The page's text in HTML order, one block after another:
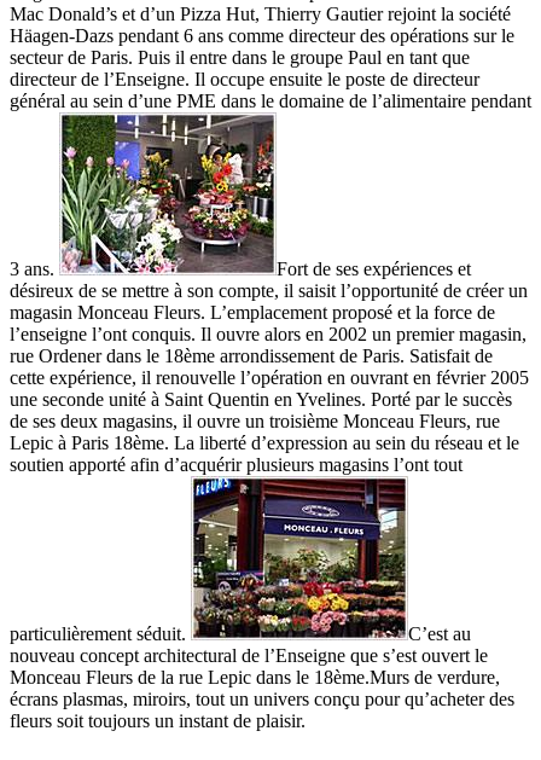
Mac Donald’s et d’un Pizza Hut, Thierry Gautier rejoint la société
Häagen-Dazs pendant 6 ans comme directeur des opérations sur le
secteur de Paris. Puis il entre dans le groupe Paul en tant que
directeur de l’Enseigne. Il occupe ensuite le poste de directeur
général au sein d’une PME dans le domaine de l’alimentaire pendant
3 ans.
Fort de ses expériences et
désireux de se mettre à son compte, il saisit l’opportunité de créer un
magasin Monceau Fleurs. L’emplacement proposé et la force de
l’enseigne l’ont conquis. Il ouvre alors en 2002 un premier magasin,
rue Ordener dans le 18ème arrondissement de Paris. Satisfait de
cette expérience, il renouvelle l’opération en ouvrant en février 2005
une seconde unité à Saint Quentin en Yvelines. Porté par le succès
de ses deux magasins, il ouvre un troisième Monceau Fleurs, rue
Lepic à Paris 18ème. La liberté d’expression au sein du réseau et le
soutien apporté afin d’acquérir plusieurs magasins l’ont tout
particulièrement séduit.
C’est au
nouveau concept architectural de l’Enseigne que s’est ouvert le
Monceau Fleurs de la rue Lepic dans le 18ème.Murs de verdure,
écrans plasmas, miroirs, tout un univers conçu pour qu’acheter des
fleurs soit toujours un instant de plaisir.